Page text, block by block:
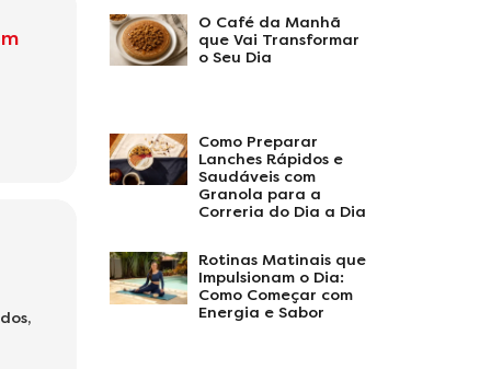
O Café da Manhã
que Vai Transformar
o Seu Dia
Como Preparar
Lanches Rápidos e
Saudáveis com
Granola para a
Correria do Dia a Dia
Rotinas Matinais que
Impulsionam o Dia:
Como Começar com
Energia e Sabor